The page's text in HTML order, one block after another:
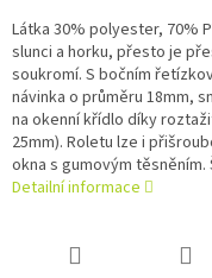
Látka 30% polyester, 70%
slunci a horku, přesto je
soukromí. S bočním
návinka o průměru 18mm,
na okenní křídlo díky
25mm). Roletu lze i
okna s gumovým
Detailní informace